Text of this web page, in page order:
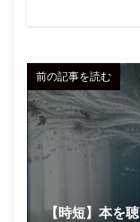
前の記事を読む
【時短】本を